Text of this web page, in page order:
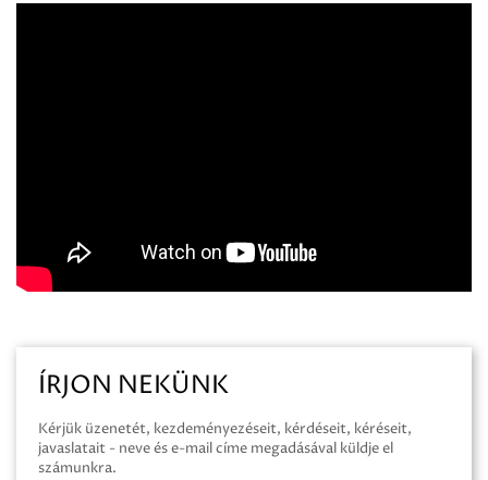
ÍRJON NEKÜNK
Kérjük üzenetét, kezdeményezéseit, kérdéseit, kéréseit,
javaslatait - neve és e-mail címe megadásával küldje el
számunkra.